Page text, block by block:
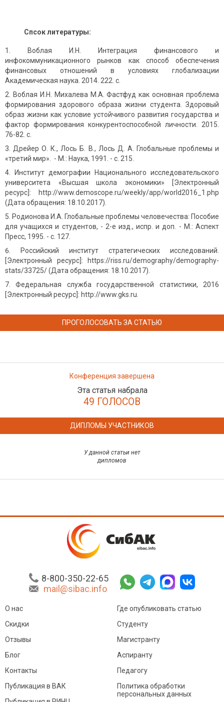
Спсок литературы:
Воблая И.Н. Интеграция финансового и
инфокоммуникационного рынков как способ обеспечения
финансовых отношений в условиях глобализации
Академическая наука. 2014. 222. с.
Воблая И.Н. Михалева М.А. Фастфуд как основная проблема
формирования здорового образа жизни студента. Здоровый
образ жизни как условие устойчивого развития государства и
фактор формирования конкурентоспособной личности. 2015.
76-82. с.
Дрейер О. К., Лось Б. В., Лось Д. А. Глобальные проблемы и
«третий мир». - М.: Наука, 1991. - c. 215.
Институт демографии Национального исследовательского
университета «Высшая школа экономики» [Электронный
ресурс]: http://www.demoscope.ru/weekly/app/world2016_1.php
(Дата обращения: 18.10.2017).
Родионова И.А. Глобальные проблемы человечества: Пособие
для учащихся и студентов, - 2-е изд., испр. и доп. - М.: Аспект
Пресс, 1995. - с. 127.
Российский институт стратегических исследований.
[Электронный ресурс]: https://riss.ru/demography/demography-
stats/33725/ (Дата обращения: 18.10.2017).
Федеральная служба государственной статистики, 2016
[Электронный ресурс]: http://www.gks.ru.
ПРОГОЛОСОВАТЬ ЗА СТАТЬЮ
Конференция завершена
Эта статья набрала
49 ГОЛОСОВ
ДИПЛОМЫ УЧАСТНИКОВ
У данной статьи нет
дипломов
8-800-350-22-65
mail@sibac.info
О нас
Скидки
Отзывы
Блог
Контакты
Где опубликовать статью
Студенту
Магистранту
Аспиранту
Педагогу
Публикация в ВАК
Политика обработки
персональных данных